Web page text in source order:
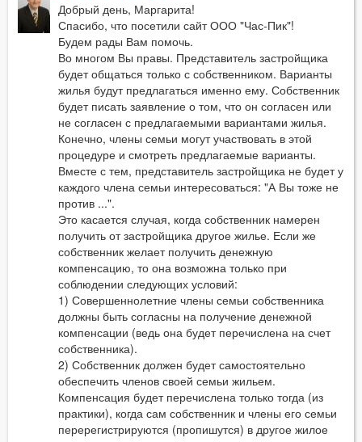
Добрый день, Маргарита!
Спасибо, что посетили сайт ООО "Час-Пик"!
Будем рады Вам помочь.
Во многом Вы правы. Представитель застройщика
будет общаться только с собственником. Варианты
жилья будут предлагаться именно ему. Собственник
будет писать заявление о том, что он согласен или
не согласен с предлагаемыми вариантами жилья.
Конечно, члены семьи могут участвовать в этой
процедуре и смотреть предлагаемые варианты.
Вместе с тем, представитель застройщика не будет у
каждого члена семьи интересоваться: "А Вы тоже не
против ...".
Это касается случая, когда собственник намерен
получить от застройщика другое жилье. Если же
собственник желает получить денежную
компенсацию, то она возможна только при
соблюдении следующих условий:
1) Совершеннолетние члены семьи собственника
должны быть согласны на получение денежной
компенсации (ведь она будет перечислена на счет
собственника).
2) Собственник должен будет самостоятельно
обеспечить членов своей семьи жильем.
Компенсация будет перечислена только тогда (из
практики), когда сам собственник и члены его семьи
перерегистрируются (пропишутся) в другое жилое